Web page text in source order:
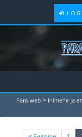
Para-web > Inimene ja